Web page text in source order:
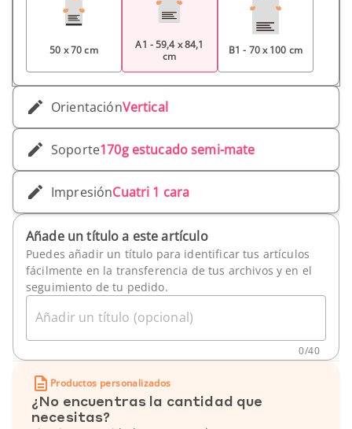
50 x 70 cm
A1 - 59,4 x 84,1
cm
B1 - 70 x 100 cm
OrientaciónVertical
Soporte170g estucado semi-mate
ImpresiónCuatri 1 cara
Añade un título a este artículo
Puedes añadir un título para identificar tus artículos
fácilmente en la transferencia de tus archivos y en el
seguimiento de tu pedido.
Añadir un título (opcional)
0/40
Productos personalizados
¿No encuentras la cantidad que
necesitas?